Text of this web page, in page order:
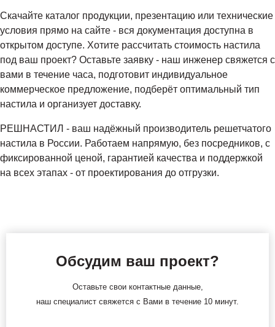
Скачайте каталог продукции, презентацию или технические
условия прямо на сайте - вся документация доступна в
открытом доступе. Хотите рассчитать стоимость настила
под ваш проект? Оставьте заявку - наш инженер свяжется с
вами в течение часа, подготовит индивидуальное
коммерческое предложение, подберёт оптимальный тип
настила и организует доставку.
РЕШНАСТИЛ - ваш надёжный производитель решетчатого
настила в России. Работаем напрямую, без посредников, с
фиксированной ценой, гарантией качества и поддержкой
на всех этапах - от проектирования до отгрузки.
Обсудим ваш проект?
Оставьте свои контактные данные,
наш специалист свяжется с Вами в течение 10 минут.